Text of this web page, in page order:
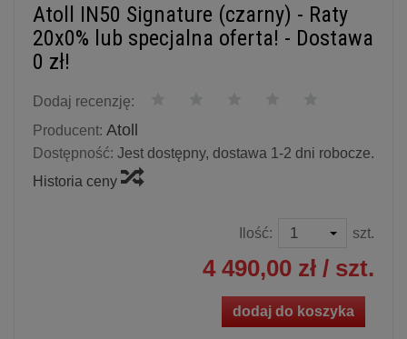
Atoll IN50 Signature (czarny) - Raty
20x0% lub specjalna oferta! - Dostawa
0 zł!
Dodaj recenzję:
Producent: Atoll
Dostępność: Jest dostępny, dostawa 1-2 dni robocze.
Historia ceny
Ilość: szt.
4 490,00 zł / szt.
dodaj do koszyka